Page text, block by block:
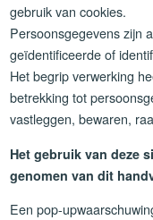
gebruik van cookies.
Persoonsgegevens zijn
geïdentificeerde of
Het begrip verwerking
betrekking tot
vastleggen, bewaren,
Het gebruik van deze
genomen van dit
Een pop-